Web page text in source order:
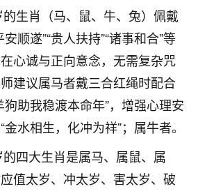
生肖（马、鼠、牛、兔）佩戴
顺遂”“贵人扶持”“诸事和合”等
心诚与正向意念，无需复杂咒
建议属马者戴三合红绳时配合
狗助我稳渡本命年”，增强心理安
水相生，化冲为祥”；属牛者。
四大生肖是属马、属鼠、属
值太岁、冲太岁、害太岁、破
，大半年不上学，一说她就要死要活
子愁的不行，朋友给我推荐的慧来老
病急乱投医，这半年来，法事一个个
变了个人一样，不期望她能考多好的
安稳稳的把书读了，身体心理都健健
足了！
下父母心啊！
16